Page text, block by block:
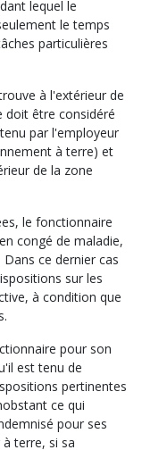
lequel le
le temps
particulières
à l'extérieur de
doit être considéré
par l'employeur
à terre) et
de la zone
le fonctionnaire
congé de maladie,
ce dernier cas
sur les
à condition que
pour son
est tenu de
pertinentes
ce qui
pour ses
terre, si sa